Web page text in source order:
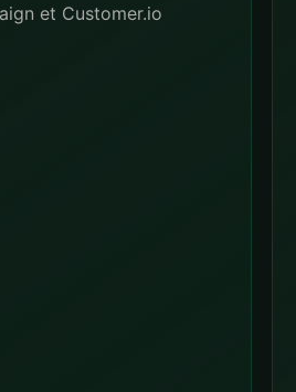
et Customer.io